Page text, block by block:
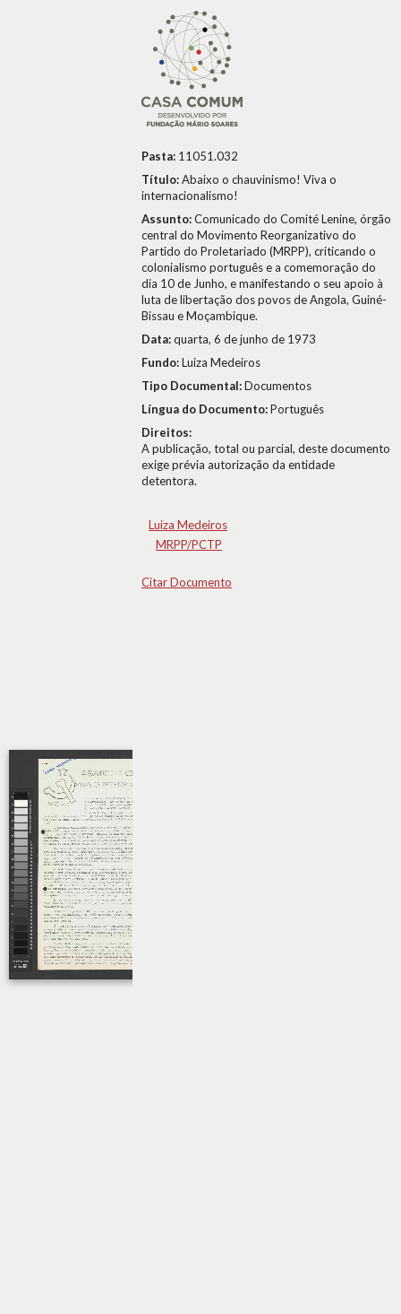
Pasta: 11051.032
Título:Abaixo o chauvinismo! Viva o
internacionalismo!
Assunto:Comunicado do Comité Lenine, órgão
central do Movimento Reorganizativo do
Partido do Proletariado (MRPP), criticando o
colonialismo português e a comemoração do
dia 10 de Junho, e manifestando o seu apoio à
luta de libertação dos povos de Angola, Guiné-
Bissau e Moçambique.
Data:quarta, 6 de junho de 1973
Fundo:Luiza Medeiros
Tipo Documental:Documentos
Língua do Documento:Português
Direitos:
A publicação, total ou parcial, deste documento
exige prévia autorização da entidade
detentora.
Luiza Medeiros
MRPP/PCTP
Citar Documento